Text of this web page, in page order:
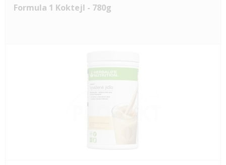
Formula 1 Koktejl - 780g